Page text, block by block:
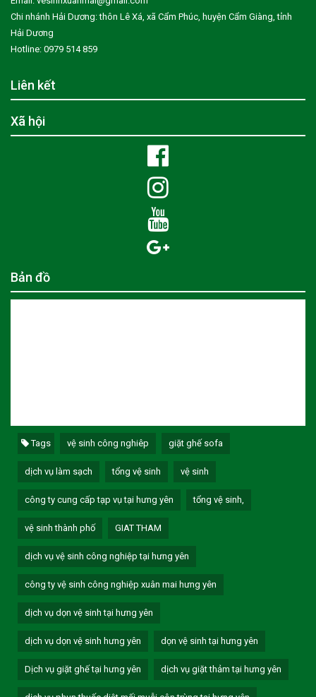
Chi nhánh Hải Dương: thôn Lê Xá, xã Cẩm Phúc, huyện Cẩm Giàng, tỉnh
Hải Dương
Hotline: 0979 514 859
Liên kết
Xã hội
Bản đồ
Tags vệ sinh công nghiêp giặt ghế sofa
dịch vụ làm sạch tổng vệ sinh vệ sinh
công ty cung cấp tạp vụ tại hưng yên tổng vệ sinh,
vệ sinh thành phố GIAT THAM
dịch vụ vệ sinh công nghiệp tại hưng yên
công ty vệ sinh công nghiệp xuân mai hưng yên
dịch vụ dọn vệ sinh tại hưng yên
dịch vụ dọn vệ sinh hưng yên dọn vệ sinh tại hưng yên
Dịch vụ giặt ghế tại hưng yên dịch vụ giặt thảm tại hưng yên